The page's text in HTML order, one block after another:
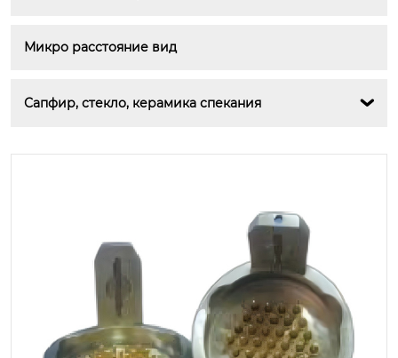
Микро расстояние вид
Сапфир, стекло, керамика спекания 